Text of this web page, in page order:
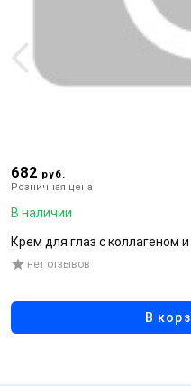
682 руб.
Розничная цена
В наличии
Крем для глаз с коллагеном
нет отзывов
В